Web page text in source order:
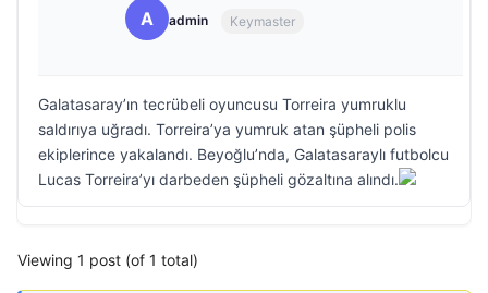
A admin Keymaster
Galatasaray’ın tecrübeli oyuncusu Torreira yumruklu
saldırıya uğradı. Torreira’ya yumruk atan şüpheli polis
ekiplerince yakalandı. Beyoğlu’nda, Galatasaraylı futbolcu
Lucas Torreira’yı darbeden şüpheli gözaltına alındı.
Viewing 1 post (of 1 total)